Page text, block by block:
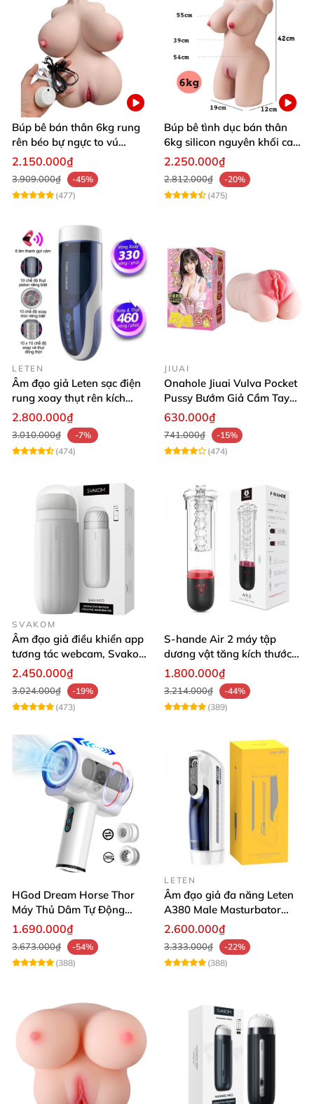
Búp bê bán thân 6kg rung
rên béo bự ngực to vú
khủng siêu múp
2.150.000₫
3.909.000₫
-45%
(477)
Búp bê tình dục bán thân
6kg silicon nguyên khối cao
cấp giá rẻ
2.250.000₫
2.812.000₫
-20%
(475)
LETEN
Âm đạo giả Leten sạc điện
rung xoay thụt rên kích
thích phê
2.800.000₫
3.010.000₫
-7%
(474)
JIUAI
Onahole Jiuai Vulva Pocket
Pussy Bướm Giả Cầm Tay
Thiết Kế Mô Phỏng Chân
630.000₫
741.000₫
-15%
(474)
SVAKOM
Âm đạo giả điều khiển app
tương tác webcam, Svakom
Sam Neo
2.450.000₫
3.024.000₫
-19%
(473)
S-hande Air 2 máy tập
dương vật tăng kích thước
tự động cao cấp
1.800.000₫
3.214.000₫
-44%
(389)
HGod Dream Horse Thor
Máy Thủ Dâm Tự Động
Rung Thụt Xoay 360 Độ
1.690.000₫
3.673.000₫
-54%
(388)
LETEN
Âm đạo giả đa năng Leten
A380 Male Masturbator
Version 4
2.600.000₫
3.333.000₫
-22%
(388)